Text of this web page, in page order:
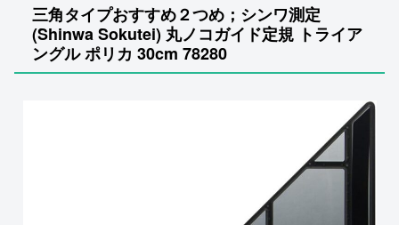
三角タイプおすすめ２つめ；シンワ測定
(Shinwa Sokutei) 丸ノコガイド定規 トライア
ングル ポリカ 30cm 78280